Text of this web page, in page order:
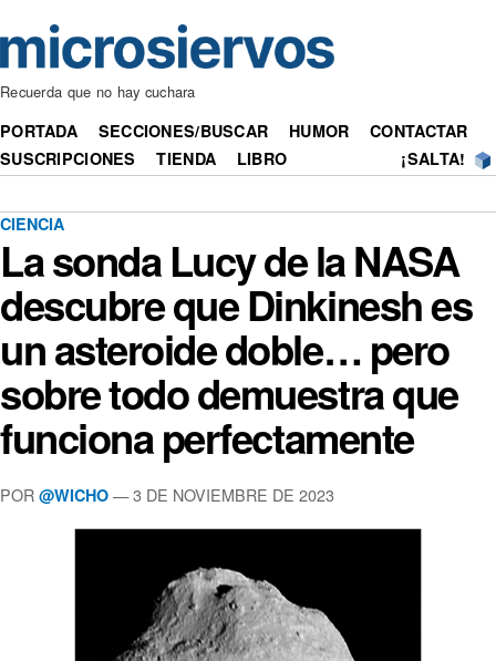
Recuerda que no hay cuchara
PORTADA SECCIONES/BUSCAR HUMOR
CONTACTAR
SUSCRIPCIONES
TIENDA LIBRO ¡SALTA!
CIENCIA
La sonda Lucy de la NASA
descubre que Dinkinesh es
un asteroide doble… pero
sobre todo demuestra que
funciona perfectamente
POR @WICHO — 3 DE NOVIEMBRE DE 2023